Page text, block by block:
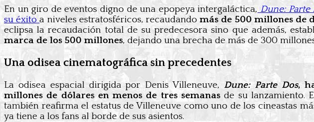
En un giro de eventos digno de una epopeya intergaláctica, Dune: Parte
su éxitoa niveles estratosféricos, recaudandomás de 500 millones de
eclipsa la recaudación total de su predecesora sino que además,
marca de los 500 millones, dejando una brecha de más de 300
Una odisea cinematográfica sin precedentes
La odisea espacial dirigida por Denis Villeneuve, Dune: Parte Dos,
millones de dólares en menos de tres semanasde su lanzamiento.
también reafirma el estatus de Villeneuve como uno de los cineastas
ya tiene a los fans al borde de sus asientos.